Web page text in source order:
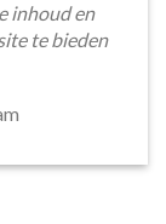
inhoud en
te bieden